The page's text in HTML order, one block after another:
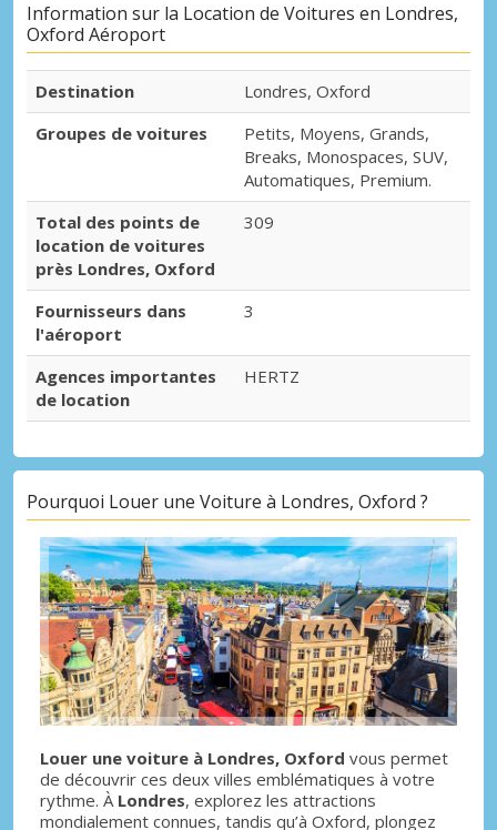
Information sur la Location de Voitures en Londres,
Oxford Aéroport
Destination
Londres, Oxford
Groupes de voitures
Petits, Moyens, Grands,
Breaks, Monospaces, SUV,
Automatiques, Premium.
Total des points de
location de voitures
près Londres, Oxford
309
Fournisseurs dans
l'aéroport
3
Agences importantes
de location
HERTZ
Pourquoi Louer une Voiture à Londres, Oxford ?
Louer une voiture à Londres, Oxford vous permet
de découvrir ces deux villes emblématiques à votre
rythme. À Londres, explorez les attractions
mondialement connues, tandis qu’à Oxford, plongez